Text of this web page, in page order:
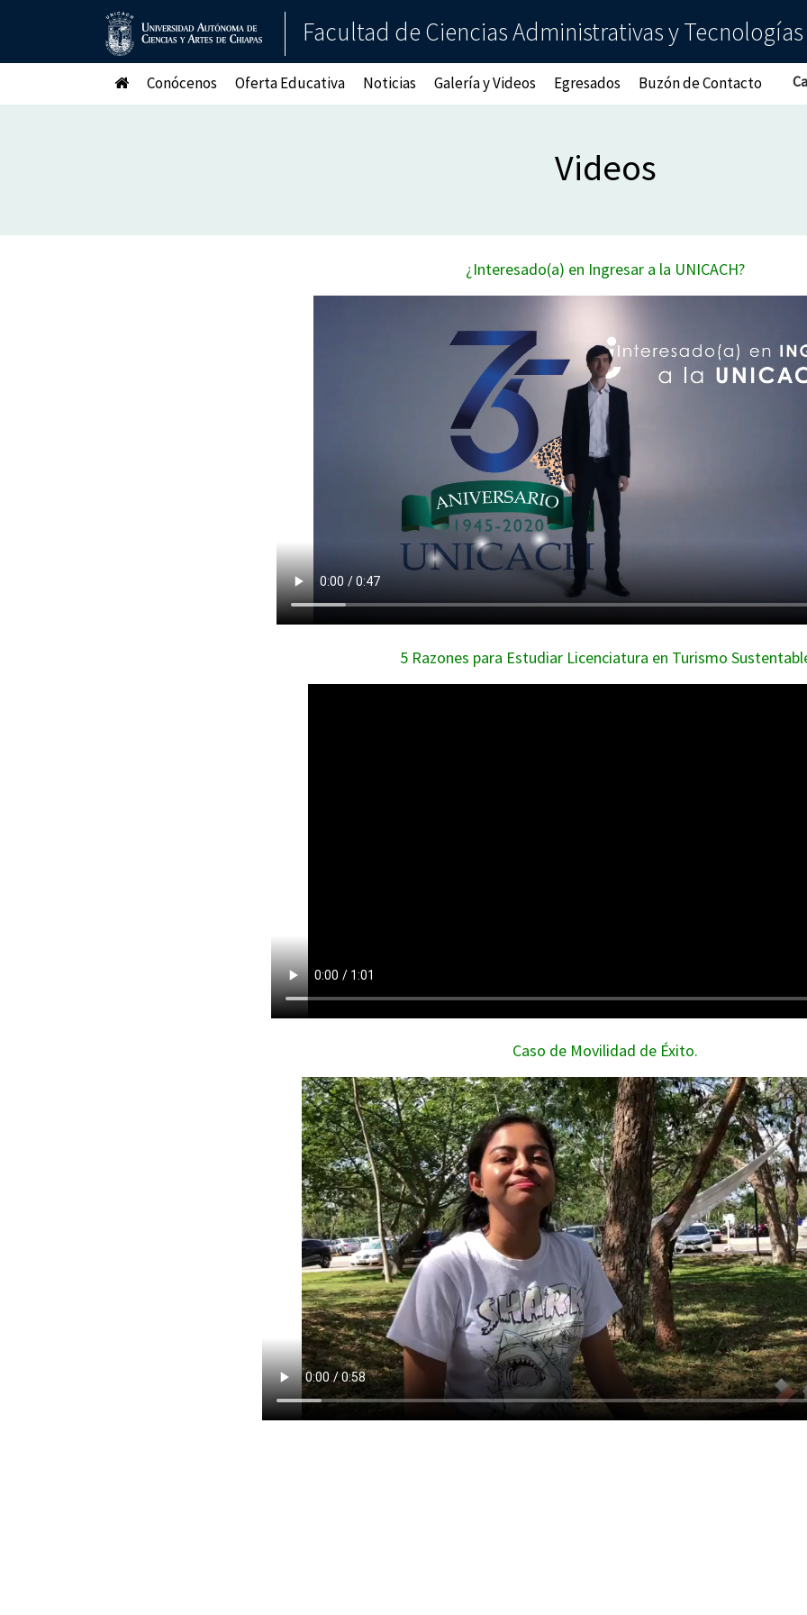
Facultad de Ciencias Administrativas y
Conócenos Oferta Educativa Noticias Galería y Videos Egresados Buzón de Contacto
Videos
¿Interesado(a) en Ingresar a la UNICACH?
5 Razones para Estudiar Licenciatura en Turismo
Caso de Movilidad de Éxito.